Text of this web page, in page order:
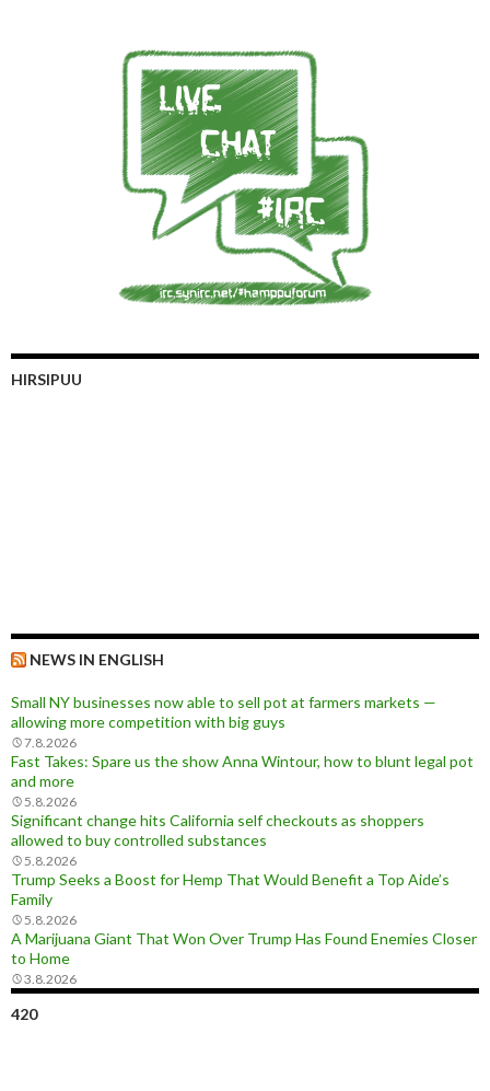
HIRSIPUU
NEWS IN ENGLISH
Small NY businesses now able to sell pot at farmers markets —
allowing more competition with big guys
7.8.2026
Fast Takes: Spare us the show Anna Wintour, how to blunt legal pot
and more
5.8.2026
Significant change hits California self checkouts as shoppers
allowed to buy controlled substances
5.8.2026
Trump Seeks a Boost for Hemp That Would Benefit a Top Aide’s
Family
5.8.2026
A Marijuana Giant That Won Over Trump Has Found Enemies Closer
to Home
3.8.2026
420